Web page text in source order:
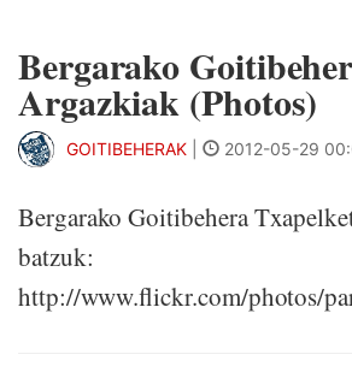
Bergarako
Argazkiak (Photos)
GOITIBEHERAK 2012-05-29
Bergarako Goitibehera
batzuk:
http://www.flickr.com/photos/